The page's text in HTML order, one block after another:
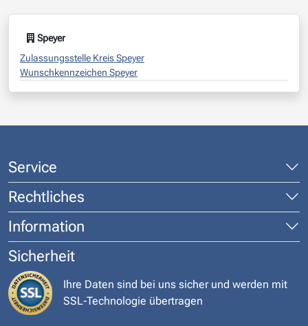
Speyer
Zulassungsstelle Kreis Speyer
Wunschkennzeichen Speyer
Service
Rechtliches
Information
Sicherheit
Ihre Daten sind bei uns sicher und werden mit
SSL-Technologie übertragen